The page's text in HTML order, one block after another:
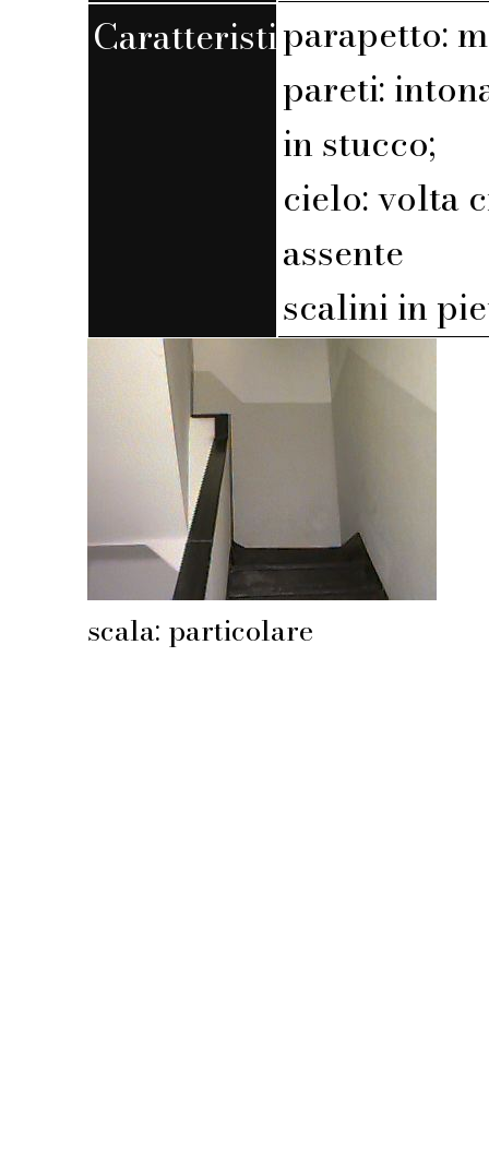
Caratteristicheparapetto:
pareti:
in stucco;
cielo: volta
assente
scalini in
scala: particolare